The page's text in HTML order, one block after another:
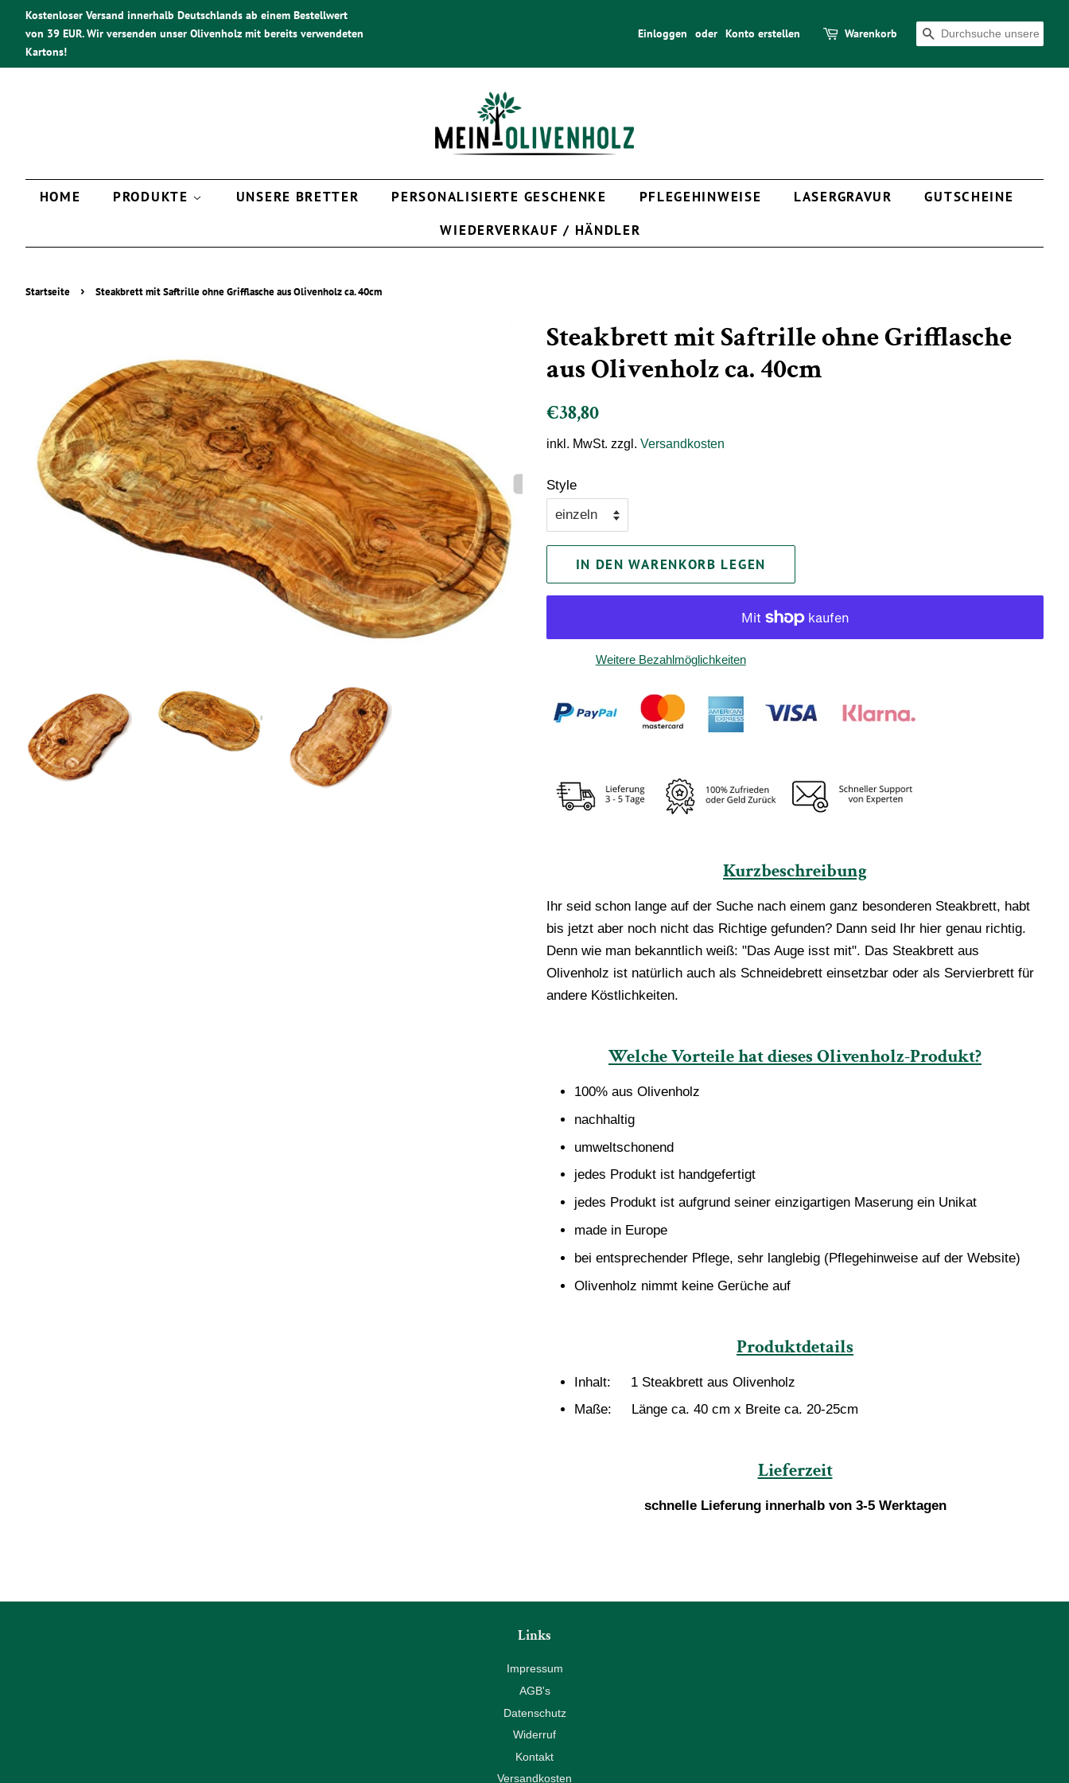
Kostenloser Versand innerhalb Deutschlands ab einem Bestellwert
von 39 EUR. Wir versenden unser Olivenholz mit bereits verwendeten
Kartons!
Einloggen oder Konto erstellen Warenkorb SUCHEN
HOME PRODUKTE UNSERE BRETTER PERSONALISIERTE GESCHENKE PFLEGEHINWEISE LASERGRAVUR
GUTSCHEINE
WIEDERVERKAUF / HÄNDLER
Startseite › Steakbrett mit Saftrille ohne Grifflasche aus Olivenholz ca. 40cm
Steakbrett mit Saftrille ohne Grifflasche
aus Olivenholz ca. 40cm
Normaler
€38,80
inkl. MwSt. zzgl. Versandkosten
Style
IN DEN WARENKORB LEGEN
Weitere Bezahlmöglichkeiten
Kurzbeschreibung
Ihr seid schon lange auf der Suche nach einem ganz besonderen Steakbrett, habt
bis jetzt aber noch nicht das Richtige gefunden? Dann seid Ihr hier genau richtig.
Denn wie man bekanntlich weiß: "Das Auge isst mit". Das Steakbrett aus
Olivenholz ist natürlich auch als Schneidebrett einsetzbar oder als Servierbrett für
andere Köstlichkeiten.
Welche Vorteile hat dieses Olivenholz-Produkt?
100% aus Olivenholz
nachhaltig
umweltschonend
jedes Produkt ist handgefertigt
jedes Produkt ist aufgrund seiner einzigartigen Maserung ein Unikat
made in Europe
bei entsprechender Pflege, sehr langlebig (Pflegehinweise auf der Website)
Olivenholz nimmt keine Gerüche auf
Produktdetails
Inhalt: 1 Steakbrett aus Olivenholz
Maße: Länge ca. 40 cm x Breite ca. 20-25cm
Lieferzeit
schnelle Lieferung innerhalb von 3-5 Werktagen
Links
Impressum
AGB's
Datenschutz
Widerruf
Kontakt
Versandkosten